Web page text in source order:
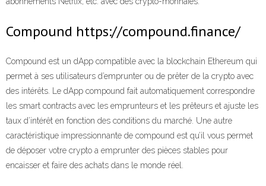
Compound https://compound.finance/
Compound est un dApp compatible avec la blockchain Ethereum qui
permet à ses utilisateurs d’emprunter ou de prêter de la crypto avec
des intérêts. Le dApp compound fait automatiquement correspondre
les smart contracts avec les emprunteurs et les prêteurs et ajuste les
taux d’intérêt en fonction des conditions du marché. Une autre
caractéristique impressionnante de compound est qu’il vous permet
de déposer votre crypto a emprunter des pièces stables pour
encaisser et faire des achats dans le monde réel.